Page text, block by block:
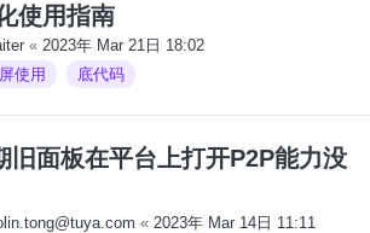
使用指南
« 2023年 Mar 21日 18:02
使用 底代码
旧面板在平台上打开P2P能力没
« 2023年 Mar 14日 11:11